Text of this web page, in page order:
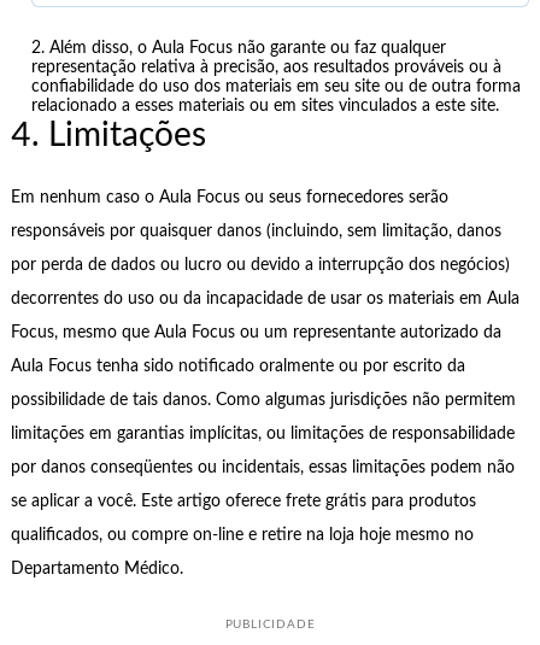
Além disso, o Aula Focus não garante ou faz qualquer
representação relativa à precisão, aos resultados prováveis ​​ou à
confiabilidade do uso dos materiais em seu site ou de outra forma
relacionado a esses materiais ou em sites vinculados a este site.
4. Limitações
Em nenhum caso o Aula Focus ou seus fornecedores serão
responsáveis ​​por quaisquer danos (incluindo, sem limitação, danos
por perda de dados ou lucro ou devido a interrupção dos negócios)
decorrentes do uso ou da incapacidade de usar os materiais em Aula
Focus, mesmo que Aula Focus ou um representante autorizado da
Aula Focus tenha sido notificado oralmente ou por escrito da
possibilidade de tais danos. Como algumas jurisdições não permitem
limitações em garantias implícitas, ou limitações de responsabilidade
por danos conseqüentes ou incidentais, essas limitações podem não
se aplicar a você. Este artigo oferece frete grátis para produtos
qualificados, ou compre on-line e retire na loja hoje mesmo no
Departamento Médico.
PUBLICIDADE